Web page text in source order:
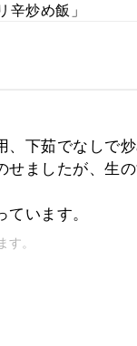
炒め飯」
下茹でなしで
ましたが、生
います。
。